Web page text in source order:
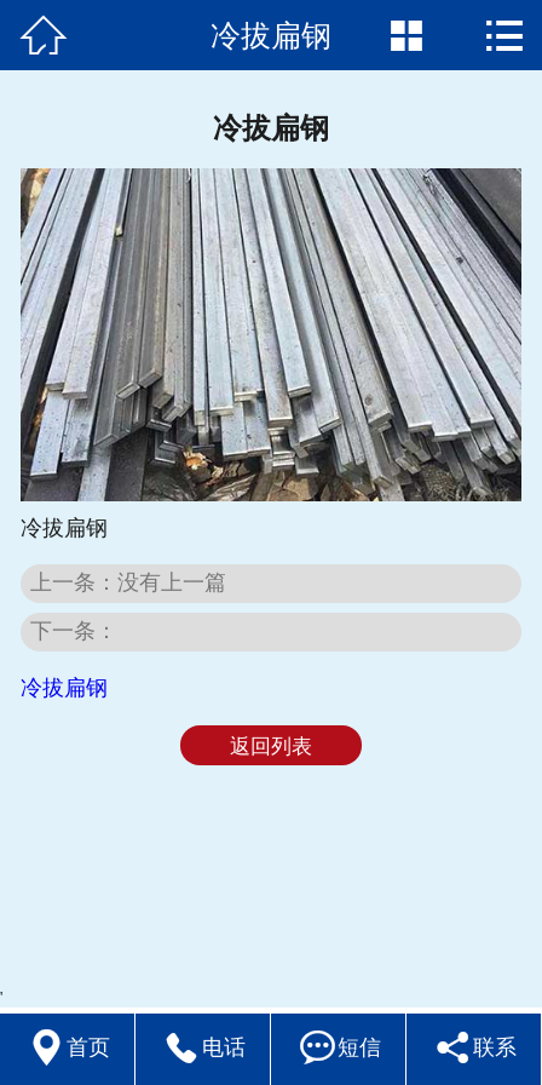
首页
新闻动态
加工中心
应用案例
冷拔知识
联系方式
 冷拔扁钢  
冷拔扁钢
冷拔扁钢
上一条：没有上一篇
下一条：
冷拔扁钢
返回列表
'
 首页  电话 短信  联系